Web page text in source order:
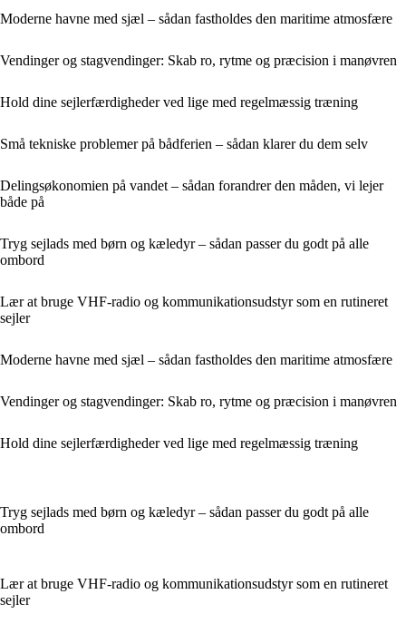
Moderne havne med sjæl – sådan fastholdes den maritime atmosfære
Vendinger og stagvendinger: Skab ro, rytme og præcision i manøvren
Hold dine sejlerfærdigheder ved lige med regelmæssig træning
Små tekniske problemer på bådferien – sådan klarer du dem selv
Delingsøkonomien på vandet – sådan forandrer den måden, vi lejer
både på
Tryg sejlads med børn og kæledyr – sådan passer du godt på alle
ombord
Lær at bruge VHF-radio og kommunikationsudstyr som en rutineret
sejler
Moderne havne med sjæl – sådan fastholdes den maritime atmosfære
Vendinger og stagvendinger: Skab ro, rytme og præcision i manøvren
Hold dine sejlerfærdigheder ved lige med regelmæssig træning
Tryg sejlads med børn og kæledyr – sådan passer du godt på alle
ombord
Lær at bruge VHF-radio og kommunikationsudstyr som en rutineret
sejler